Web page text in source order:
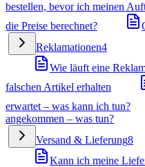
bestellen, bevor ich meinen
die Preise berechnet?
Reklamationen4
Wie läuft eine
falschen Artikel erhalten
erwartet – was kann ich tun?
angekommen – was tun?
Versand & Lieferung8
Kann ich meine